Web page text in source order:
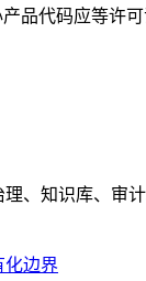
品代码应等许
、知识库、审
化边界